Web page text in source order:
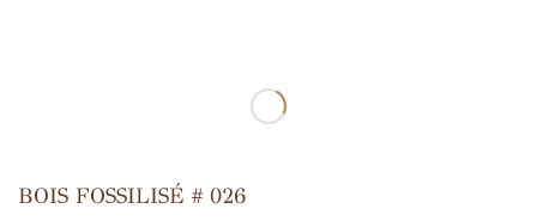
BOIS FOSSILISÉ # 026